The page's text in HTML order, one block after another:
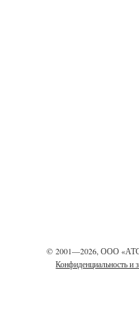
© 2001—2026, ООО
Конфиденциальность и